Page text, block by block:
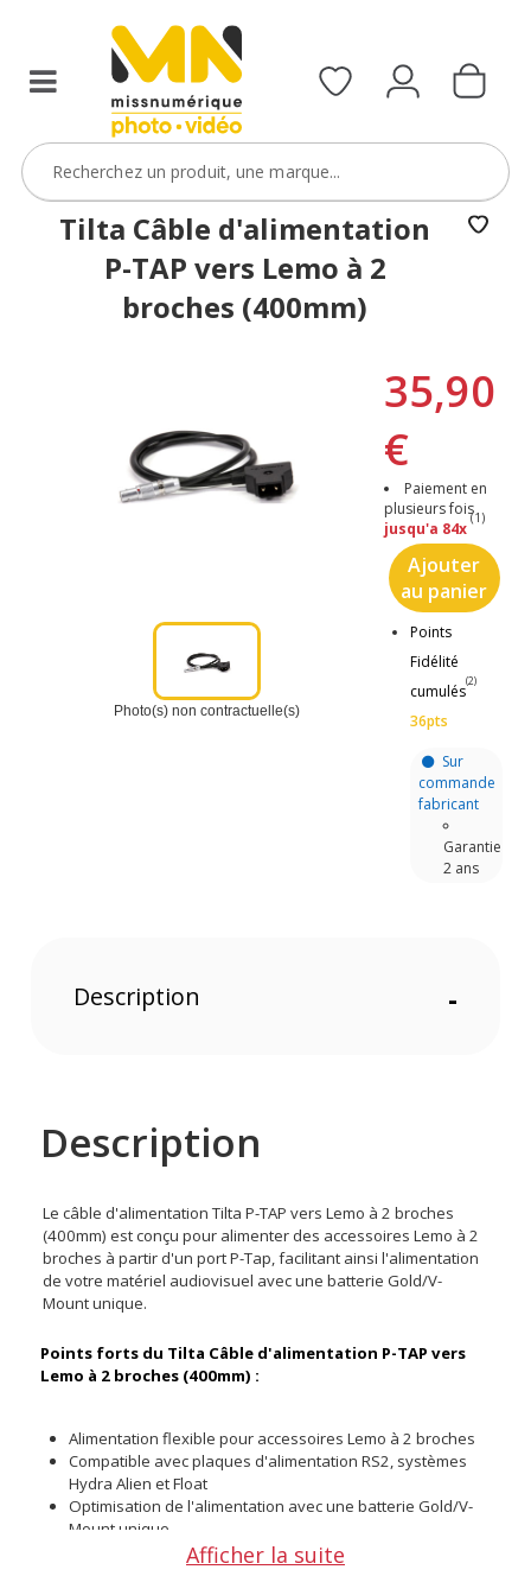
Tilta Câble d'alimentation
P-TAP vers Lemo à 2
broches (400mm)
Photo(s) non contractuelle(s)
35,90
€
Paiement en
plusieurs fois
jusqu'a 84x
(1)
Ajouter
au panier
Points
Fidélité
cumulés
(2)
36pts
Sur
commande
fabricant
Garantie
2 ans
Description -
Description
Le câble d'alimentation Tilta P-TAP vers Lemo à 2 broches
(400mm) est conçu pour alimenter des accessoires Lemo à 2
broches à partir d'un port P-Tap, facilitant ainsi l'alimentation
de votre matériel audiovisuel avec une batterie Gold/V-
Mount unique.
Points forts du Tilta Câble d'alimentation P-TAP vers
Lemo à 2 broches (400mm) :
Alimentation flexible pour accessoires Lemo à 2 broches
Compatible avec plaques d'alimentation RS2, systèmes
Hydra Alien et Float
Optimisation de l'alimentation avec une batterie Gold/V-
Mount unique
Réduction des changements de batterie
Afficher la suite